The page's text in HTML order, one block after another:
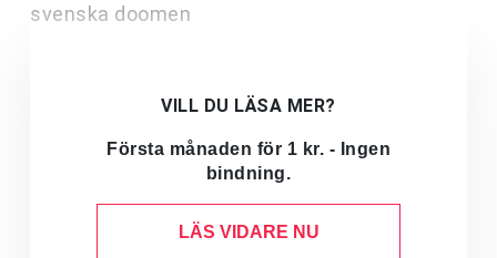
svenska doomen
VILL DU LÄSA MER?
Första månaden för 1 kr. - Ingen
bindning.
LÄS VIDARE NU